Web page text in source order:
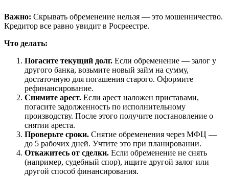
Важно: Скрывать обременение нельзя — это мошенничество.
Кредитор все равно увидит в Росреестре.
Что делать:
Погасите текущий долг. Если обременение — залог у
другого банка, возьмите новый займ на сумму,
достаточную для погашения старого. Оформите
рефинансирование.
Снимите арест. Если арест наложен приставами,
погасите задолженность по исполнительному
производству. После этого получите постановление о
снятии ареста.
Проверьте сроки. Снятие обременения через МФЦ —
до 5 рабочих дней. Учтите это при планировании.
Откажитесь от сделки. Если обременение не снять
(например, судебный спор), ищите другой залог или
другой способ финансирования.